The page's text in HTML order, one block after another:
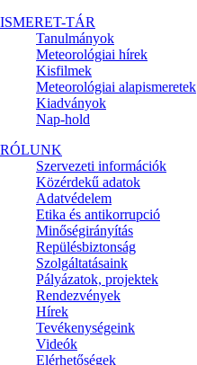
ISMERET-TÁR
Tanulmányok
Meteorológiai hírek
Kisfilmek
Meteorológiai alapismeretek
Kiadványok
Nap-hold
RÓLUNK
Szervezeti információk
Közérdekű adatok
Adatvédelem
Etika és antikorrupció
Minőségirányítás
Repülésbiztonság
Szolgáltatásaink
Pályázatok, projektek
Rendezvények
Hírek
Tevékenységeink
Videók
Elérhetőségek